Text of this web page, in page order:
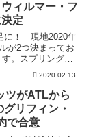
ィルマー・フ
定
に！ 現地2020年
が2つ決まってお
。スプリングト
2020.02.13
ツがATLから
リフィン・
で合意